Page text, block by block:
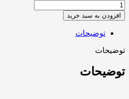
افزودن به سبد خرید
توضیحات
توضیحات
توضیحات